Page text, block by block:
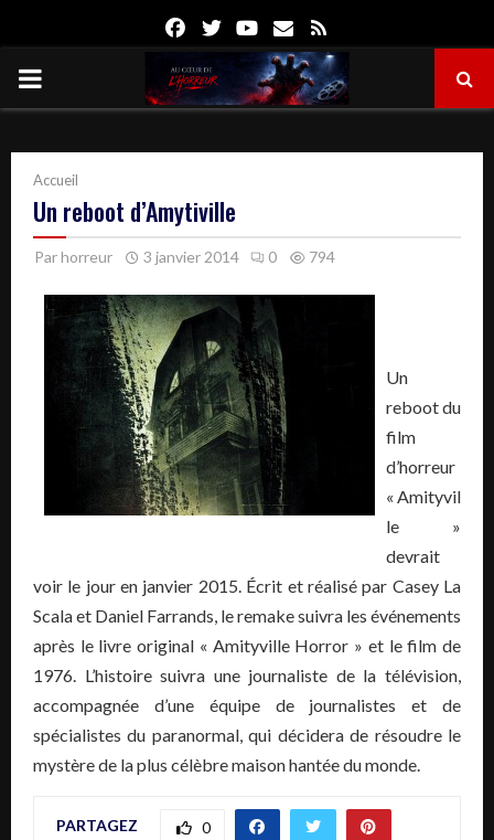
FacebookTwitterYoutube
Email
PRIMARY
Accueil
Un reboot d’Amytiville
Parhorreur 3 janvier 2014 0 794
Un
reboot du
film
d’horreur
« Amityvil
le »
devrait
voir le jour en janvier 2015. Écrit et réalisé par Casey La
Scala et Daniel Farrands, le remake suivra les événements
après le livre original « Amityville Horror » et le film de
1976. L’histoire suivra une journaliste de la télévision,
accompagnée d’une équipe de journalistes et de
spécialistes du paranormal, qui décidera de résoudre le
mystère de la plus célèbre maison hantée du monde.
PARTAGEZ 0